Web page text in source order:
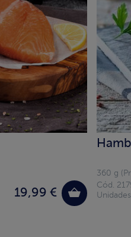
19,99 €
360 g
Cód.